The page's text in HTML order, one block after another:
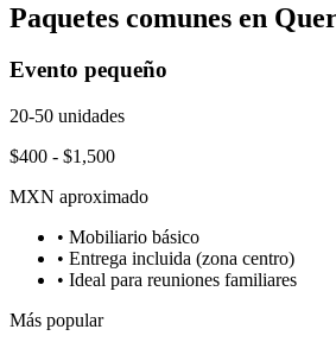
Paquetes comunes en
Evento pequeño
20-50 unidades
$400 - $1,500
MXN aproximado
• Mobiliario básico
• Entrega incluida (zona centro)
• Ideal para reuniones familiares
Más popular